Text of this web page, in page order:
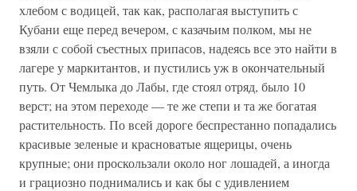
хлебом с водицей, так как, располагая выступить с
Кубани еще перед вечером, с казачьим полком, мы не
взяли с собой съестных припасов, надеясь все это найти в
лагере у маркитантов, и пустились уж в окончательный
путь. От Чемлыка до Лабы, где стоял отряд, было 10
верст; на этом переходе — те же степи и та же богатая
растительность. По всей дороге беспрестанно попадались
красивые зеленые и красноватые ящерицы, очень
крупные; они проскользали около ног лошадей, а иногда
и грациозно поднимались и как бы с удивлением